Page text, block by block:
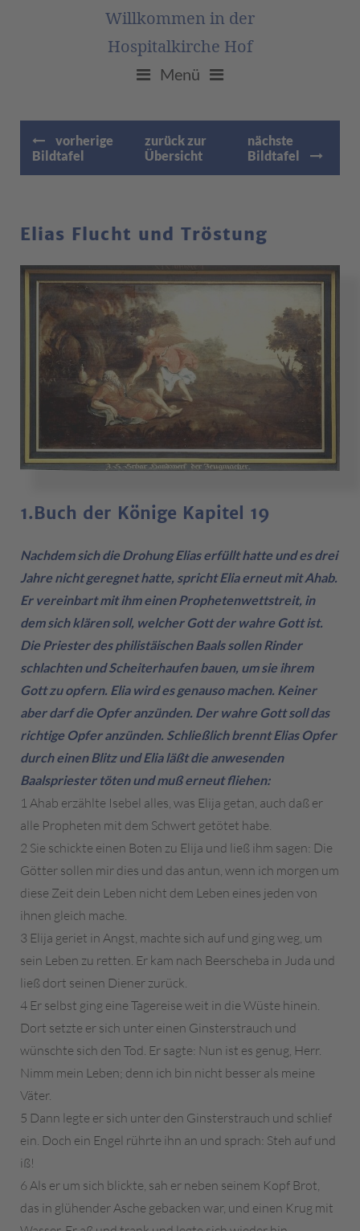
Willkommen in der
Hospitalkirche Hof
Menü
vorherige
Bildtafel
zurück zur
Übersicht
nächste
Bildtafel
Elias Flucht und Tröstung
1.Buch der Könige Kapitel 19
Nachdem sich die Drohung Elias erfüllt hatte und es drei
Jahre nicht geregnet hatte, spricht Elia erneut mit Ahab.
Er vereinbart mit ihm einen Prophetenwettstreit, in
dem sich klären soll, welcher Gott der wahre Gott ist.
Die Priester des philistäischen Baals sollen Rinder
schlachten und Scheiterhaufen bauen, um sie ihrem
Gott zu opfern. Elia wird es genauso machen. Keiner
aber darf die Opfer anzünden. Der wahre Gott soll das
richtige Opfer anzünden. Schließlich brennt Elias Opfer
durch einen Blitz und Elia läßt die anwesenden
Baalspriester töten und muß erneut fliehen:
1 Ahab erzählte Isebel alles, was Elija getan, auch daß er
alle Propheten mit dem Schwert getötet habe.
2 Sie schickte einen Boten zu Elija und ließ ihm sagen: Die
Götter sollen mir dies und das antun, wenn ich morgen um
diese Zeit dein Leben nicht dem Leben eines jeden von
ihnen gleich mache.
3 Elija geriet in Angst, machte sich auf und ging weg, um
sein Leben zu retten. Er kam nach Beerscheba in Juda und
ließ dort seinen Diener zurück.
4 Er selbst ging eine Tagereise weit in die Wüste hinein.
Dort setzte er sich unter einen Ginsterstrauch und
wünschte sich den Tod. Er sagte: Nun ist es genug, Herr.
Nimm mein Leben; denn ich bin nicht besser als meine
Väter.
5 Dann legte er sich unter den Ginsterstrauch und schlief
ein. Doch ein Engel rührte ihn an und sprach: Steh auf und
iß!
6 Als er um sich blickte, sah er neben seinem Kopf Brot,
das in glühender Asche gebacken war, und einen Krug mit